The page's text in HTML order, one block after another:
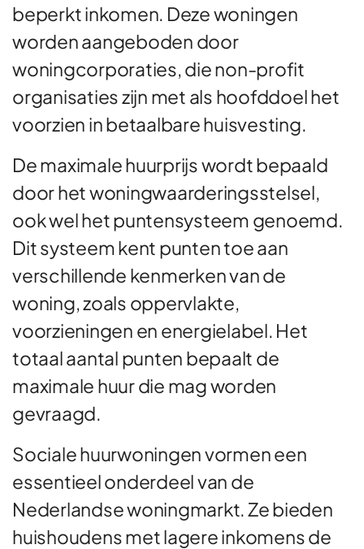
beperkt inkomen. Deze woningen
worden aangeboden door
woningcorporaties, die non-profit
organisaties zijn met als hoofddoel het
voorzien in betaalbare huisvesting.
De maximale huurprijs wordt bepaald
door het woningwaarderingsstelsel,
ook wel het puntensysteem genoemd.
Dit systeem kent punten toe aan
verschillende kenmerken van de
woning, zoals oppervlakte,
voorzieningen en energielabel. Het
totaal aantal punten bepaalt de
maximale huur die mag worden
gevraagd.
Sociale huurwoningen vormen een
essentieel onderdeel van de
Nederlandse woningmarkt. Ze bieden
huishoudens met lagere inkomens de